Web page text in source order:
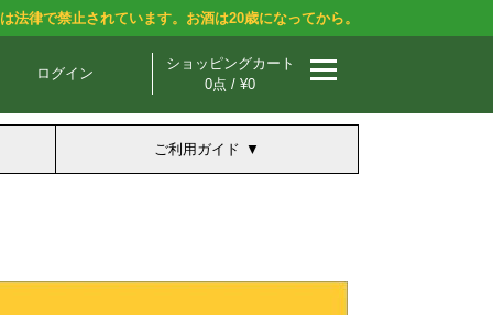
法律で禁止されています。お酒は20歳になってから。
ログイン
ショッピングカート
0点 / ¥0
ご利用ガイド